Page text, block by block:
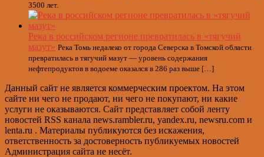
3500 лет.
Река в российском регионе превратилась в «тягучий
мазут» Река Томь недалеко от города Северска в Томской области
превратилась в тягучий мазут — уровень содержания
нефтепродуктов в водоеме оказался в 286 раз выше […]
Данный сайт не является коммерческим проектом. На этом
сайте ни чего не продают, ни чего не покупают, ни какие
услуги не оказываются. Сайт представляет собой ленту
новостей RSS канала news.rambler.ru, yandex.ru, newsru.com и
lenta.ru . Материалы публикуются без искажения,
ответственность за достоверность публикуемых новостей
Администрация сайта не несёт.